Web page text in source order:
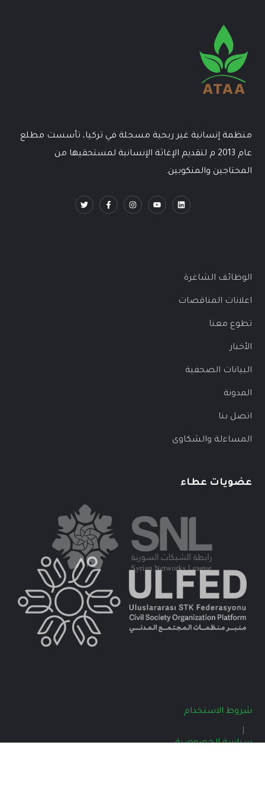
منظمة إنسانية غير ربحية مسجلة في تركيا، تأسست مطلع
عام 2013 م لتقديم الإغاثة الإنسانية لمستحقيها من
المحتاجين والمنكوبين.
الوظائف الشاغرة
اعلانات المناقصات
تطوع معنا
الأخبار
البيانات الصحفية
المدونة
اتصل بنا
المساءلة والشكاوى
عضويات عطاء
شروط الاستخدام
سياسة الخصوصية